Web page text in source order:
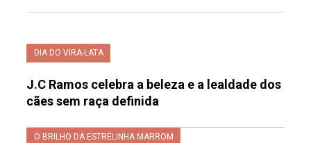
DIA DO VIRA-LATA
J.C Ramos celebra a beleza e a lealdade dos
cães sem raça definida
O BRILHO DA ESTRELINHA MARROM